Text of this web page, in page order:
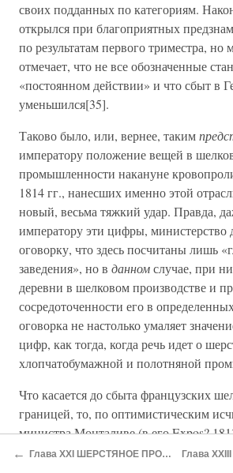
своих подданных по категориям.
открылся при благоприятных
по результатам первого триместра, но
отмечает, что не все обозначенные
«постоянном действии» и что сбыт в
уменьшился[35].
Таково было, или, вернее, таким
императору положение вещей в
промышленности накануне
1814 гг., нанесших именно этой
новый, весьма тяжкий удар. Правда,
императору эти цифры,
оговорку, что здесь посчитаны лишь
заведения», но в данномслучае, при
деревни в шелковом производстве и
сосредоточенности его в
оговорка не настолько умаляет
цифр, как тогда, когда речь идет о
хлопчатобумажной и полотняной
Что касается до сбыта французских
границей, то, по оптимистическим
министра Монталиве (в его Expos?
вывозила в среднем (вывод сделан из
← Глава XXI ШЕРСТЯНОЕ ПРОИЗВОДСТВО В ЭПОХУ НАПОЛЕОНА